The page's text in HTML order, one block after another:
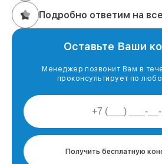
Подробно ответим на
Оставьте Ваши
Менеджер позвонит Вам в
проконсультирует по
Получить бесплатную